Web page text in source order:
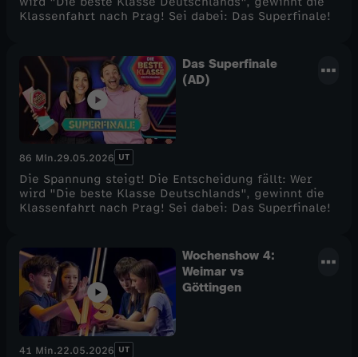
Klassenfahrt nach Prag! Sei dabei: Das Superfinale!
Das Superfinale
(AD)
86 Min.29.05.2026 UT
Die Spannung steigt! Die Entscheidung fällt: Wer
wird "Die beste Klasse Deutschlands", gewinnt die
Klassenfahrt nach Prag! Sei dabei: Das Superfinale!
Wochenshow 4:
Weimar vs
Göttingen
41 Min.22.05.2026 UT